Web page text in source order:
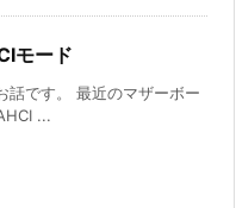
モード
話です。 最近のマザーボー
...